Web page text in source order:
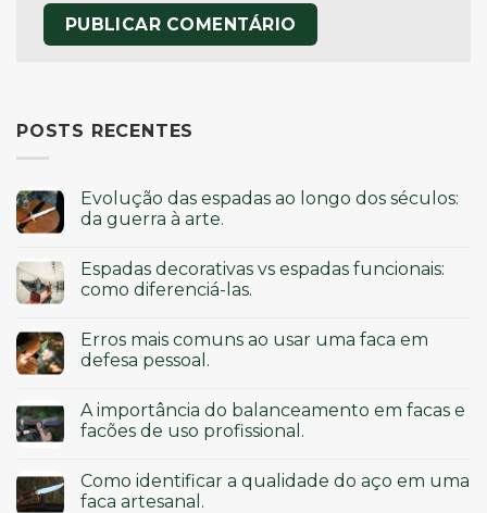
POSTS RECENTES
Evolução das espadas ao longo dos séculos:
da guerra à arte.
Espadas decorativas vs espadas funcionais:
como diferenciá-las.
Erros mais comuns ao usar uma faca em
defesa pessoal.
A importância do balanceamento em facas e
facões de uso profissional.
Como identificar a qualidade do aço em uma
faca artesanal.